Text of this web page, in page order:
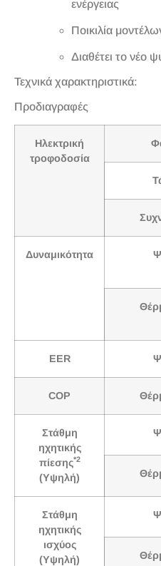
ενέργειας
Ποικιλία
Διαθέτει το νέο
Τεχνικά χαρακτηριστικά:
Προδιαγραφές
Ηλεκτρική
τροφοδοσία
Δυναμικότητα
EER
COP
Στάθμη
ηχητικής
πίεσης*2
(Υψηλή)
Στάθμη
ηχητικής
ισχύος
(Υψηλή)